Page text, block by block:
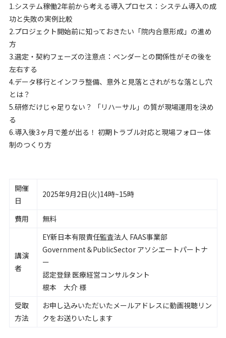
1.システム稼働2年前から考える導入プロセス：システム導入の成
功と失敗の実例比較
2.プロジェクト開始前に知っておきたい「院内合意形成」の進め
方
3.選定・契約フェーズの注意点：ベンダーとの関係性がその後を
左右する
4.データ移行とインフラ整備、意外と見落とされがちな落とし穴
とは？
5.研修だけじゃ足りない？ 「リハーサル」の質が現場運用を決め
る
6.導入後3ヶ月で差が出る！ 初期トラブル対応と現場フォロー体
制のつくり方
開催
日
2025年9月2日(火)14時~15時
費用 無料
講演
者
EY新日本有限責任監査法人 FAAS事業部
Government＆PublicSector アソシエートパートナ
ー
認定登録 医療経営コンサルタント
根本 大介 様
受取
方法
お申し込みいただいたメールアドレスに動画視聴リン
クをお送りいたします